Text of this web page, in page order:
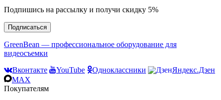
Подпишись на рассылку и получи скидку 5%
Подписаться
GreenBean — профессиональное оборудование для
видеосъемки
Вконтакте
YouTube Одноклассники
Яндекс.Дзен
MAX
Покупателям